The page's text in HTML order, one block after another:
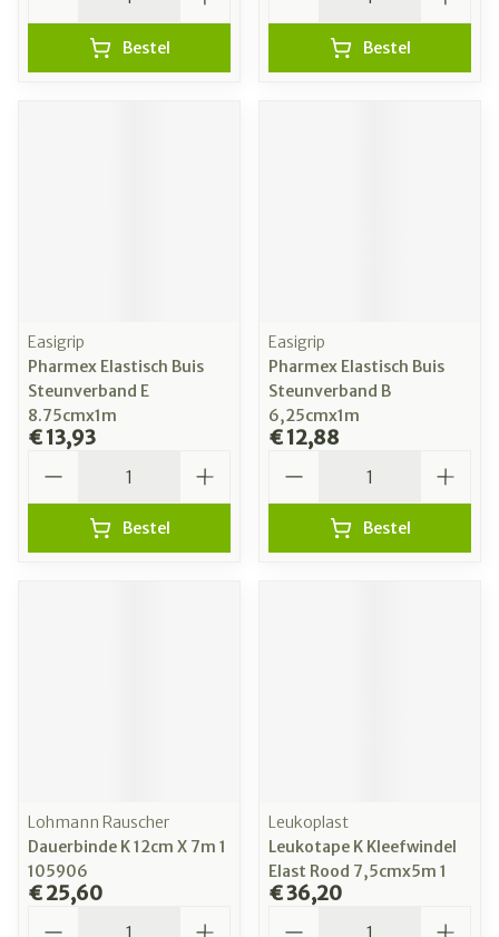
Bestel Bestel
Easigrip
Pharmex Elastisch Buis
Steunverband E
8.75cmx1m
€ 13,93
Bestel
Easigrip
Pharmex Elastisch Buis
Steunverband B
6,25cmx1m
€ 12,88
Bestel
Lohmann Rauscher
Dauerbinde K 12cm X 7m 1
105906
€ 25,60
Leukoplast
Leukotape K Kleefwindel
Elast Rood 7,5cmx5m 1
€ 36,20